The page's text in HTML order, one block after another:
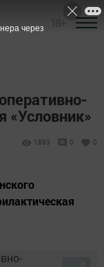
«Условник»
1893 0 0
через